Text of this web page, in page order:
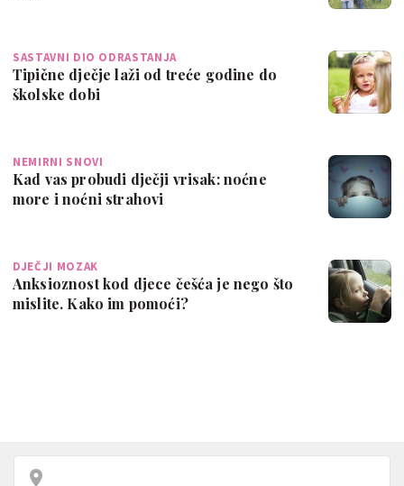
SASTAVNI DIO ODRASTANJA
Tipične dječje laži od treće godine do
školske dobi
NEMIRNI SNOVI
Kad vas probudi dječji vrisak: noćne
more i noćni strahovi
DJEČJI MOZAK
Anksioznost kod djece češća je nego što
mislite. Kako im pomoći?